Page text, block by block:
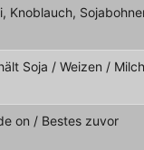
Knoblauch,
Soja / Weizen / Milch
on / Bestes zuvor